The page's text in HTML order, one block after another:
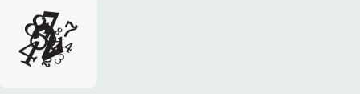
логотип
фестиваля
«Freeman»